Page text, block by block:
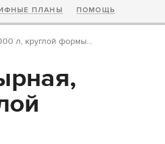
ПЛАНЫ ПОМОЩЬ
л, круглой формы...